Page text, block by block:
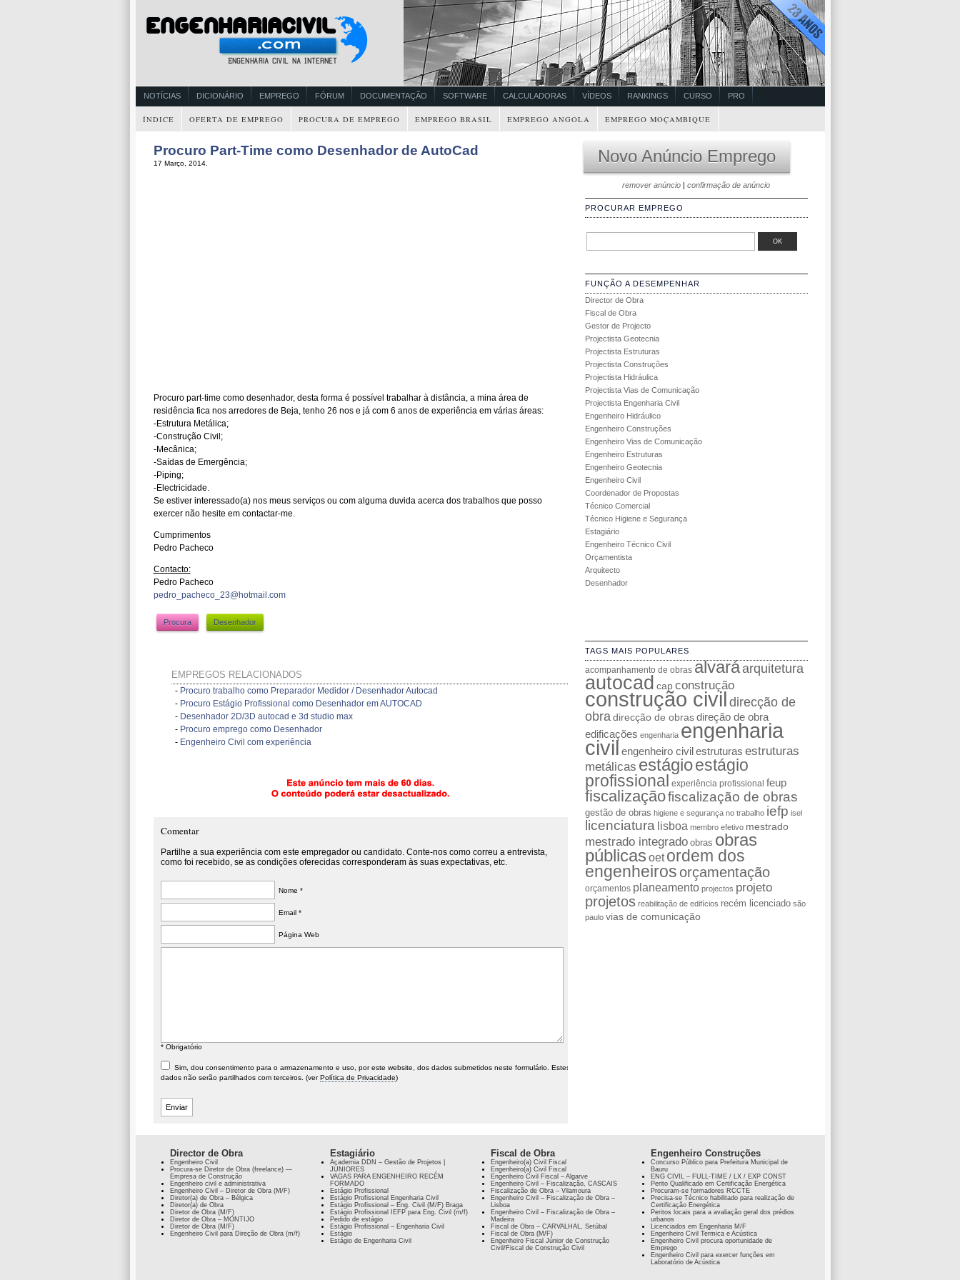
NOTÍCIAS DICIONÁRIO EMPREGO FÓRUM DOCUMENTAÇÃO SOFTWARE CALCULADORAS VÍDEOS RANKINGS CURSO PRO
ÍNDICE OFERTA DE EMPREGO PROCURA DE EMPREGO EMPREGO BRASIL EMPREGO ANGOLA EMPREGO MOÇAMBIQUE
Procuro Part-Time como Desenhador de AutoCad
17 Março, 2014.
Procuro part-time como desenhador, desta forma é possível trabalhar à distância, a mina área de
residência fica nos arredores de Beja, tenho 26 nos e já com 6 anos de experiência em várias áreas:
-Estrutura Metálica;
-Construção Civil;
-Mecânica;
-Saídas de Emergência;
-Piping;
-Electricidade.
Se estiver interessado(a) nos meus serviços ou com alguma duvida acerca dos trabalhos que posso
exercer não hesite em contactar-me.
Cumprimentos
Pedro Pacheco
Contacto:
Pedro Pacheco
pedro_pacheco_23@hotmail.com
Procura Desenhador
EMPREGOS RELACIONADOS
- Procuro trabalho como Preparador Medidor / Desenhador Autocad
- Procuro Estágio Profissional como Desenhador em AUTOCAD
- Desenhador 2D/3D autocad e 3d studio max
- Procuro emprego como Desenhador
- Engenheiro Civil com experiência
Comentar
Partilhe a sua experiência com este empregador ou candidato. Conte-nos como correu a entrevista,
como foi recebido, se as condições oferecidas corresponderam às suas expectativas, etc.
Nome *
Email *
Página Web
* Obrigatório
Sim, dou consentimento para o armazenamento e uso, por este website, dos dados submetidos neste formulário. Estes
dados não serão partilhados com terceiros. (verPolítica de Privacidade)
Novo Anúncio Emprego
remover anúncio | confirmação de anúncio
PROCURAR EMPREGO
FUNÇÃO A DESEMPENHAR
Director de Obra
Fiscal de Obra
Gestor de Projecto
Projectista Geotecnia
Projectista Estruturas
Projectista Construções
Projectista Hidráulica
Projectista Vias de Comunicação
Projectista Engenharia Civil
Engenheiro Hidráulico
Engenheiro Construções
Engenheiro Vias de Comunicação
Engenheiro Estruturas
Engenheiro Geotecnia
Engenheiro Civil
Coordenador de Propostas
Técnico Comercial
Técnico Higiene e Segurança
Estagiário
Engenheiro Técnico Civil
Orçamentista
Arquitecto
Desenhador
TAGS MAIS POPULARES
acompanhamento de obras alvaráarquitetura
autocad cap construção
construção civil direcção de
obra direcção de obras direção de obra
edificações engenharia engenharia
civil engenheiro civil estruturas estruturas
metálicas estágioestágio
profissional experiência profissional feup
fiscalizaçãofiscalização de obras
gestão de obras higiene e segurança no trabalho iefp isel
licenciatura lisboa membro efetivo mestrado
mestrado integrado obras obras
públicas oet ordem dos
engenheiros orçamentação
orçamentos planeamento projectos projeto
projetos reabilitação de edifícios recém licenciado são
paulo vias de comunicação
Director de Obra
Engenheiro Civil
Procura-se Diretor de Obra (freelance) —
Empresa de Construção
Engenheiro civil e administrativa
Engenheiro Civil – Diretor de Obra (M/F)
Diretor(a) de Obra – Bélgica
Diretor(a) de Obra
Diretor de Obra (M/F)
Diretor de Obra – MONTIJO
Diretor de Obra (M/F)
Engenheiro Civil para Direção de Obra (m/f)
Estagiário
Academia DDN – Gestão de Projetos |
JÚNIORES
VAGAS PARA ENGENHEIRO RECÉM
FORMADO
Estágio Profissional
Estágio Profissional Engenharia Civil
Estágio Profissional – Eng. Civil (M/F) Braga
Estágio Profissional IEFP para Eng. Civil (m/f)
Pedido de estágio
Estágio Profissional – Engenharia Civil
Estágio
Estágio de Engenharia Civil
Fiscal de Obra
Engenheiro(a) Civil Fiscal
Engenheiro(a) Civil Fiscal
Engenheiro Civil Fiscal – Algarve
Engenheiro Civil – Fiscalização, CASCAIS
Fiscalização de Obra – Vilamoura
Engenheiro Civil – Fiscalização de Obra –
Lisboa
Engenheiro Civil – Fiscalização de Obra –
Madeira
Fiscal de Obra – CARVALHAL, Setúbal
Fiscal de Obra (M/F)
Engenheiro Fiscal Júnior de Construção
Civil/Fiscal de Construção Civil
Engenheiro Construções
Concurso Público para Prefeitura Municipal de
Bauru
ENG CIVIL – FULL-TIME / LX / EXP CONST
Perito Qualificado em Certificação Energética
Procuram-se formadores RCCTE
Precisa-se Técnico habilitado para realização de
Certificação Energética
Peritos locais para a avaliação geral dos prédios
urbanos
Licenciados em Engenharia M/F
Engenheiro Civil Termica e Acústica
Engenheiro Civil procura oportunidade de
Emprego
Engenheiro Civil para exercer funções em
Laboratório de Acústica